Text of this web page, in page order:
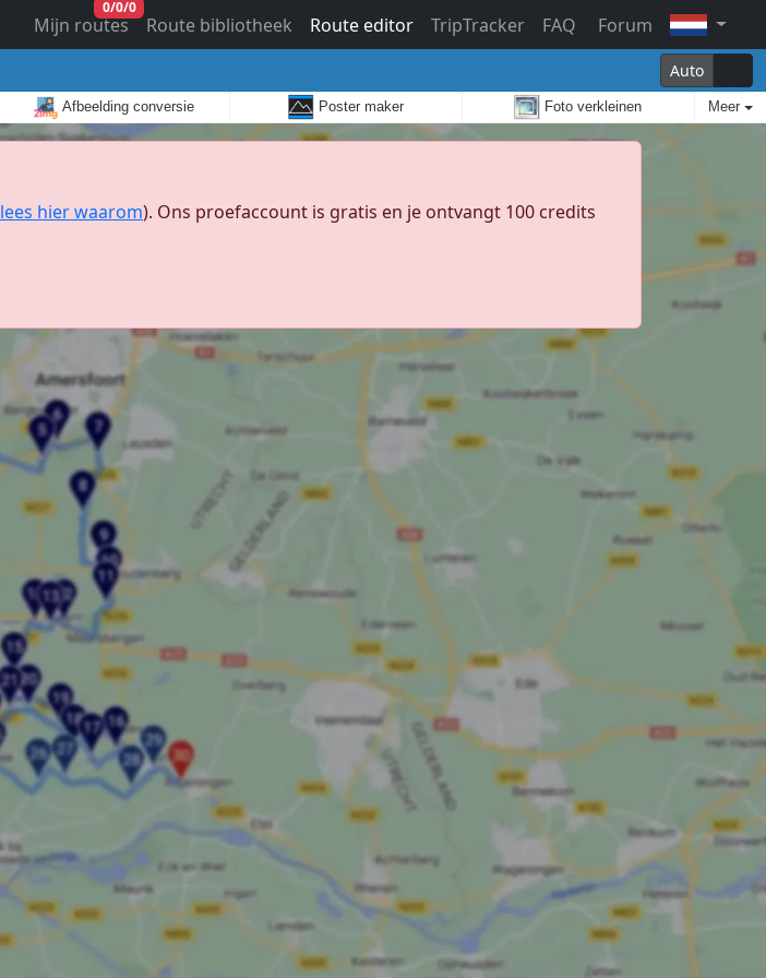
Mijn routes
0/0/0
Route bibliotheek Route editor TripTracker FAQ
Forum
Auto
Afbeelding conversie Poster maker Foto verkleinen Meer
lees hier waarom). Ons proefaccount is gratis en je ontvangt 100 credits